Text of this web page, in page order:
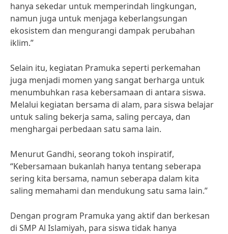
hanya sekedar untuk memperindah lingkungan,
namun juga untuk menjaga keberlangsungan
ekosistem dan mengurangi dampak perubahan
iklim.”
Selain itu, kegiatan Pramuka seperti perkemahan
juga menjadi momen yang sangat berharga untuk
menumbuhkan rasa kebersamaan di antara siswa.
Melalui kegiatan bersama di alam, para siswa belajar
untuk saling bekerja sama, saling percaya, dan
menghargai perbedaan satu sama lain.
Menurut Gandhi, seorang tokoh inspiratif,
“Kebersamaan bukanlah hanya tentang seberapa
sering kita bersama, namun seberapa dalam kita
saling memahami dan mendukung satu sama lain.”
Dengan program Pramuka yang aktif dan berkesan
di SMP Al Islamiyah, para siswa tidak hanya